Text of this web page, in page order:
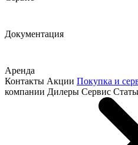
Документация
Аренда
Контакты Акции Покупка и
компании Дилеры Сервис